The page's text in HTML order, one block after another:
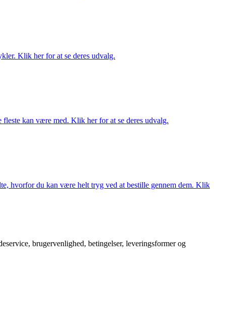
Klik her for at se deres udvalg.
kan være med. Klik her for at se deres udvalg.
hvorfor du kan være helt tryg ved at bestille gennem dem. Klik
brugervenlighed, betingelser, leveringsformer og